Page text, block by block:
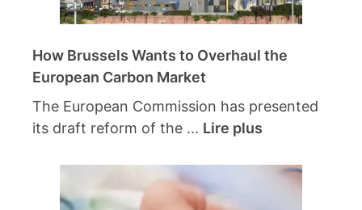
How Brussels Wants to Overhaul the
European Carbon Market
The European Commission has presented
its draft reform of the ... Lire plus